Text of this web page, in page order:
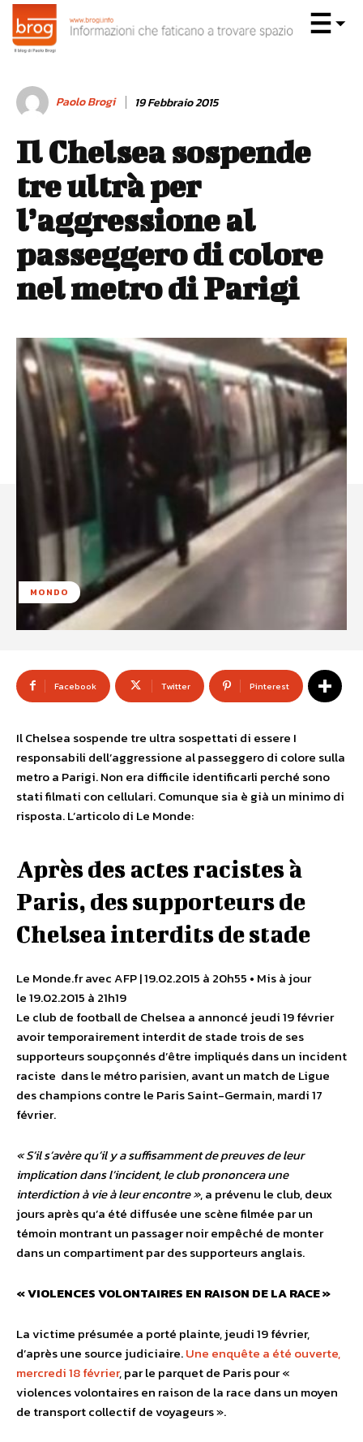
Paolo Brogi 19 Febbraio 2015
Il Chelsea sospende
tre ultrà per
l’aggressione al
passeggero di colore
nel metro di Parigi
MONDO
Facebook Twitter Pinterest
Il Chelsea sospende tre ultra sospettati di essere I
responsabili dell’aggressione al passeggero di colore sulla
metro a Parigi. Non era difficile identificarli perché sono
stati filmati con cellulari. Comunque sia è già un minimo di
risposta. L’articolo di Le Monde:
Après des actes racistes à
Paris, des supporteurs de
Chelsea interdits de stade
Le Monde.fr avec AFP | 19.02.2015 à 20h55 • Mis à jour
le 19.02.2015 à 21h19
Le club de football de Chelsea a annoncé jeudi 19 février
avoir temporairement interdit de stade trois de ses
supporteurs soupçonnés d’être impliqués dans un incident
raciste dans le métro parisien, avant un match de Ligue
des champions contre le Paris Saint-Germain, mardi 17
février.
« S’il s’avère qu’il y a suffisamment de preuves de leur
implication dans l’incident, le club prononcera une
interdiction à vie à leur encontre », a prévenu le club, deux
jours après qu’a été diffusée une scène filmée par un
témoin montrant un passager noir empêché de monter
dans un compartiment par des supporteurs anglais.
« VIOLENCES VOLONTAIRES EN RAISON DE LA RACE »
La victime présumée a porté plainte, jeudi 19 février,
d’après une source judiciaire.Une enquête a été ouverte,
mercredi 18 février, par le parquet de Paris pour «
violences volontaires en raison de la race dans un moyen
de transport collectif de voyageurs ».